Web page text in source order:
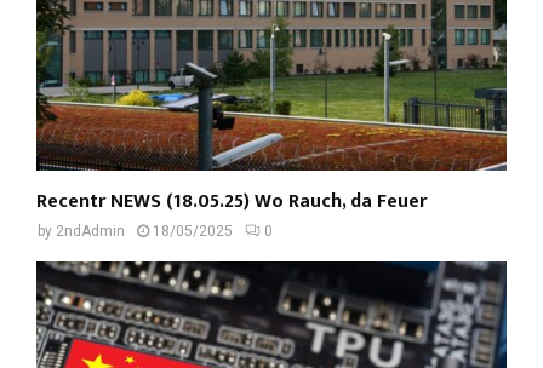
Recentr NEWS (18.05.25) Wo Rauch, da Feuer
by 2ndAdmin 18/05/2025 0